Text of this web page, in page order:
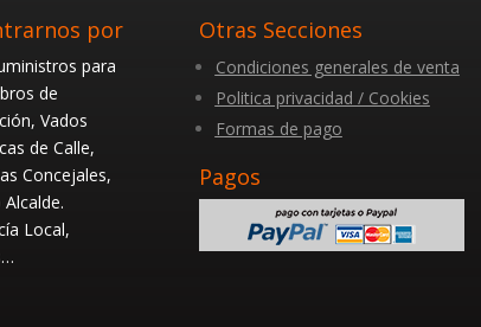
por
para
de
Vados
de Calle,
Concejales,
Local,
Otras Secciones
Condiciones generales de venta
Politica privacidad / Cookies
Formas de pago
Pagos